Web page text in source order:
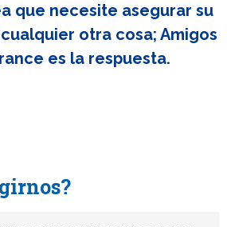
que necesite asegurar su
otra cosa; Amigos
es la respuesta.